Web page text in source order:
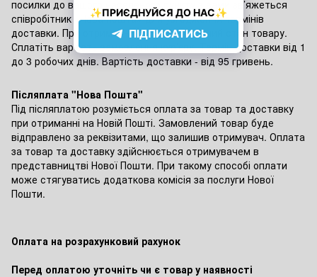
посилки до вашого населеного пункту з вами зв’яжеться
співробітник «Нова пошта» для узгодження термінів
доставки. При отриманні перевірте робочий стан товару.
Сплатіть вартість замовлення кур’єру. Термін доставки від 1
до 3 робочих днів. Вартість доставки - від 95 гривень.
Післяплата "Нова Пошта"
Під післяплатою розуміється оплата за товар та доставку
при отриманні на Новій Пошті. Замовлений товар буде
відправлено за реквізитами, що залишив отримувач. Оплата
за товар та доставку здійснюється отримувачем в
представництві Нової Пошти. При такому способі оплати
може стягуватись додаткова комісія за послуги Нової
Пошти.
Оплата на розрахунковий рахунок
Перед оплатою уточніть чи є товар у наявності